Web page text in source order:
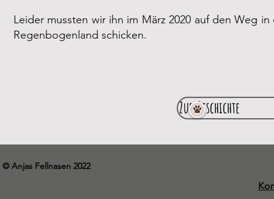
Leider mussten wir ihn im März 2020 auf den Weg in
Regenbogenland schicken.
Zur Geschichte
© Anjas Fellnasen 2022